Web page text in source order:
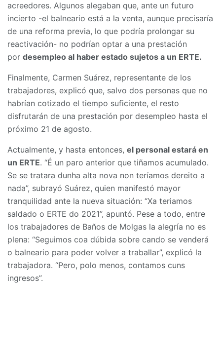
acreedores. Algunos alegaban que, ante un futuro
incierto -el balneario está a la venta, aunque precisaría
de una reforma previa, lo que podría prolongar su
reactivación- no podrían optar a una prestación
por desempleo al haber estado sujetos a un ERTE.
Finalmente, Carmen Suárez, representante de los
trabajadores, explicó que, salvo dos personas que no
habrían cotizado el tiempo suficiente, el resto
disfrutarán de una prestación por desempleo hasta el
próximo 21 de agosto.
Actualmente, y hasta entonces, el personal estará en
un ERTE. “É un paro anterior que tiñamos acumulado.
Se se tratara dunha alta nova non teríamos dereito a
nada”, subrayó Suárez, quien manifestó mayor
tranquilidad ante la nueva situación: “Xa teriamos
saldado o ERTE do 2021”, apuntó. Pese a todo, entre
los trabajadores de Baños de Molgas la alegría no es
plena: “Seguimos coa dúbida sobre cando se venderá
o balneario para poder volver a traballar”, explicó la
trabajadora. “Pero, polo menos, contamos cuns
ingresos”.